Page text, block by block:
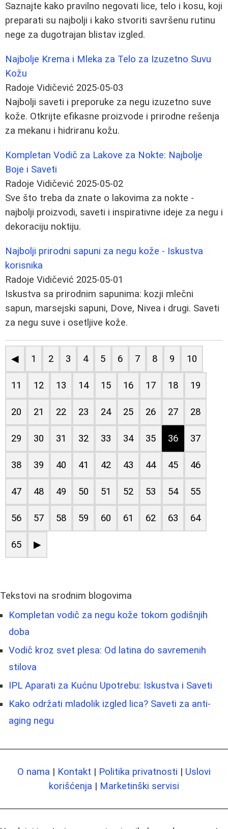
Saznajte kako pravilno negovati lice, telo i kosu, koji
preparati su najbolji i kako stvoriti savršenu rutinu
nege za dugotrajan blistav izgled.
Najbolje Krema i Mleka za Telo za Izuzetno Suvu
Kožu
Radoje Vidičević 2025-05-03
Najbolji saveti i preporuke za negu izuzetno suve
kože. Otkrijte efikasne proizvode i prirodne rešenja
za mekanu i hidriranu kožu.
Kompletan Vodič za Lakove za Nokte: Najbolje
Boje i Saveti
Radoje Vidičević 2025-05-02
Sve što treba da znate o lakovima za nokte -
najbolji proizvodi, saveti i inspirativne ideje za negu i
dekoraciju noktiju.
Najbolji prirodni sapuni za negu kože - Iskustva
korisnika
Radoje Vidičević 2025-05-01
Iskustva sa prirodnim sapunima: kozji mlečni
sapun, marsejski sapuni, Dove, Nivea i drugi. Saveti
za negu suve i osetljive kože.
◀ 1 2 3 4 5 6 7 8 9 10
11 12 13 14 15 16 17 18 19
20 21 22 23 24 25 26 27 28
29 30 31 32 33 34 35 36 37
38 39 40 41 42 43 44 45 46
47 48 49 50 51 52 53 54 55
56 57 58 59 60 61 62 63 64
65 ▶
Tekstovi na srodnim blogovima
Kompletan vodič za negu kože tokom godišnjih
doba
Vodič kroz svet plesa: Od latina do savremenih
stilova
IPL Aparati za Kućnu Upotrebu: Iskustva i Saveti
Kako održati mladolik izgled lica? Saveti za anti-
aging negu
O nama | Kontakt | Politika privatnosti | Uslovi
korišćenja | Marketinški servisi